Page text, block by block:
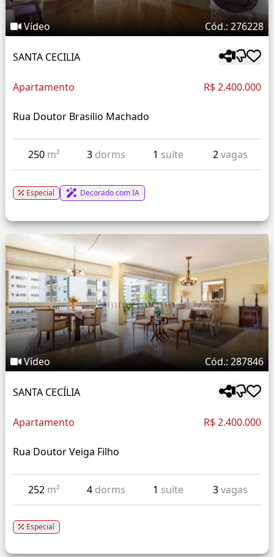
Vídeo Cód.: 276228
SANTA CECILIA
Apartamento R$ 2.400.000
Rua Doutor Brasilio Machado
250 m² 3 dorms 1 suíte 2vagas
Especial Decorado com IA
Vídeo Cód.: 287846
SANTA CECÍLIA
Apartamento R$ 2.400.000
Rua Doutor Veiga Filho
252 m² 4 dorms 1 suíte 3vagas
Especial